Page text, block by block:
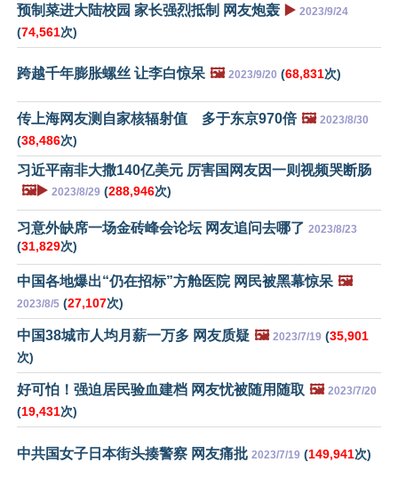
预制菜进大陆校园 家长强烈抵制 网友炮轰 ▶️ 2023/9/24
(74,561次)
跨越千年膨胀螺丝 让李白惊呆 🖼️ 2023/9/20 (68,831次)
传上海网友测自家核辐射值 多于东京970倍 🖼️ 2023/8/30
(38,486次)
习近平南非大撒140亿美元 厉害国网友因一则视频哭断肠
🖼️▶️ 2023/8/29 (288,946次)
习意外缺席一场金砖峰会论坛 网友追问去哪了 2023/8/23
(31,829次)
中国各地爆出“仍在招标”方舱医院 网民被黑幕惊呆 🖼️
2023/8/5 (27,107次)
中国38城市人均月薪一万多 网友质疑 🖼️ 2023/7/19 (35,901
次)
好可怕！强迫居民验血建档 网友忧被随用随取 🖼️ 2023/7/20
(19,431次)
中共国女子日本街头揍警察 网友痛批 2023/7/19 (149,941次)